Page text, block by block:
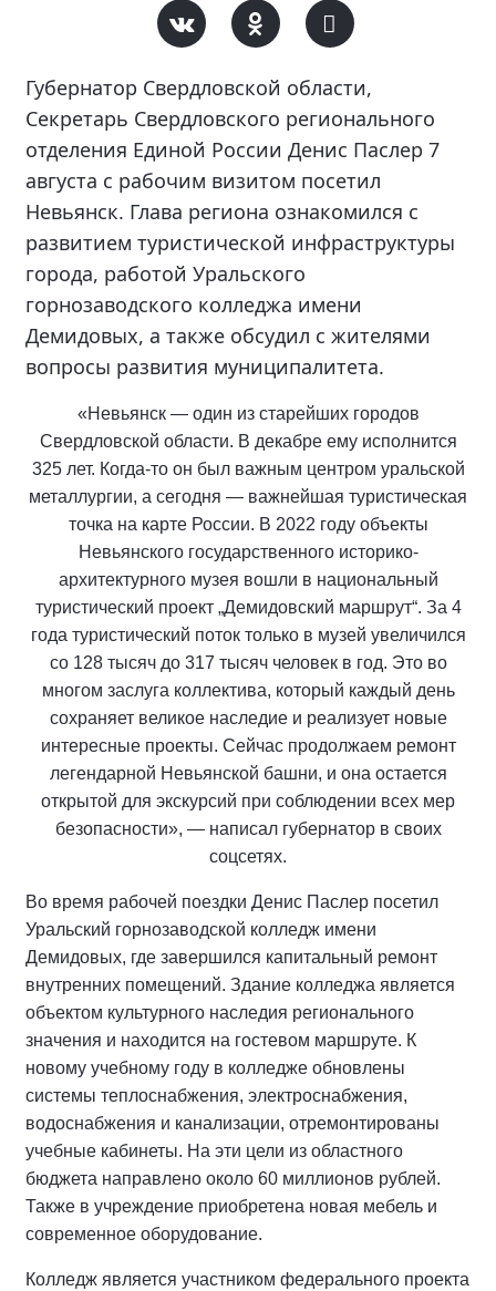
Губернатор Свердловской области,
Секретарь Свердловского регионального
отделения Единой России Денис Паслер 7
августа с рабочим визитом посетил
Невьянск. Глава региона ознакомился с
развитием туристической инфраструктуры
города, работой Уральского
горнозаводского колледжа имени
Демидовых, а также обсудил с жителями
вопросы развития муниципалитета.
«Невьянск — один из старейших городов
Свердловской области. В декабре ему исполнится
325 лет. Когда-то он был важным центром уральской
металлургии, а сегодня — важнейшая туристическая
точка на карте России. В 2022 году объекты
Невьянского государственного историко-
архитектурного музея вошли в национальный
туристический проект „Демидовский маршрут“. За 4
года туристический поток только в музей увеличился
со 128 тысяч до 317 тысяч человек в год. Это во
многом заслуга коллектива, который каждый день
сохраняет великое наследие и реализует новые
интересные проекты. Сейчас продолжаем ремонт
легендарной Невьянской башни, и она остается
открытой для экскурсий при соблюдении всех мер
безопасности», — написал губернатор в своих
соцсетях.
Во время рабочей поездки Денис Паслер посетил
Уральский горнозаводской колледж имени
Демидовых, где завершился капитальный ремонт
внутренних помещений. Здание колледжа является
объектом культурного наследия регионального
значения и находится на гостевом маршруте. К
новому учебному году в колледже обновлены
системы теплоснабжения, электроснабжения,
водоснабжения и канализации, отремонтированы
учебные кабинеты. На эти цели из областного
бюджета направлено около 60 миллионов рублей.
Также в учреждение приобретена новая мебель и
современное оборудование.
Колледж является участником федерального проекта